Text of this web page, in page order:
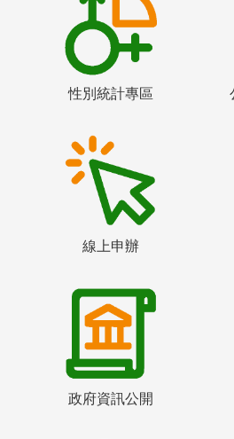
性別統計專區
線上申辦
政府資訊公開